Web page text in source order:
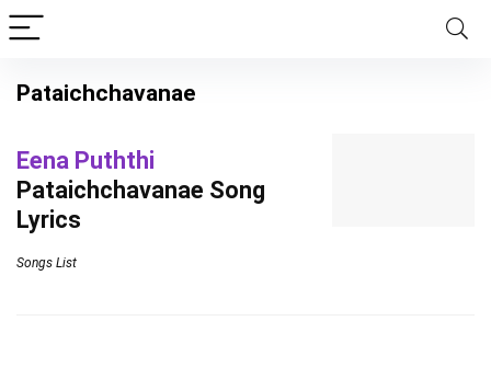
Pataichchavanae
Eena Puththi
Pataichchavanae Song
Lyrics
Songs List